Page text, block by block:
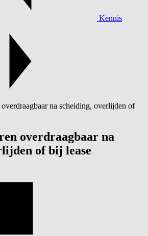
Kennis
na scheiding, overlijden of
overdraagbaar na
of bij lease